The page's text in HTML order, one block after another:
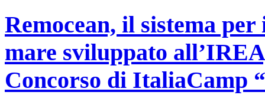
Remocean, il sistema
mare sviluppato
Concorso di ItaliaCamp